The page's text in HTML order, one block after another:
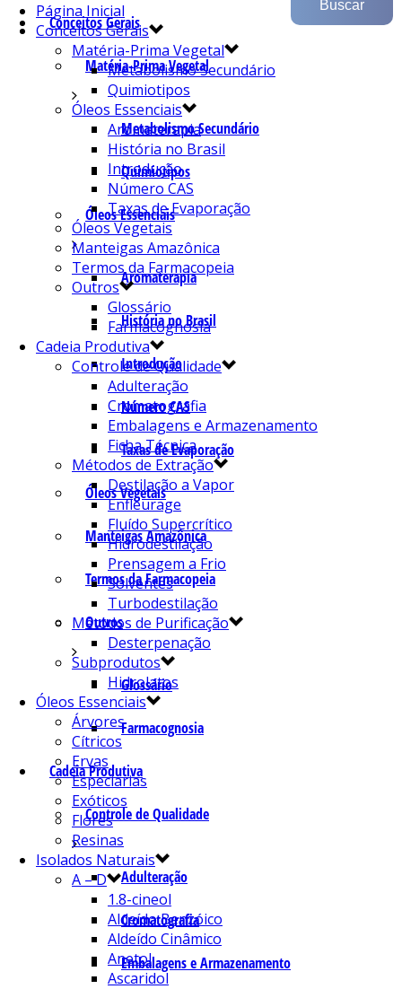
Conceitos Gerais
Matéria-Prima Vegetal
Metabolismo Secundário
Quimiotipos
Óleos Essenciais
Aromaterapia
História no Brasil
Introdução
Número CAS
Taxas de Evaporação
Óleos Vegetais
Manteigas Amazônica
Termos da Farmacopeia
Outros
Glossário
Farmacognosia
Cadeia Produtiva
Controle de Qualidade
Adulteração
Cromatografia
Embalagens e Armazenamento
Página Inicial
Conceitos Gerais
Matéria-Prima Vegetal
Metabolismo Secundário
Quimiotipos
Óleos Essenciais
Aromaterapia
História no Brasil
Introdução
Número CAS
Taxas de Evaporação
Óleos Vegetais
Manteigas Amazônica
Termos da Farmacopeia
Outros
Glossário
Farmacognosia
Cadeia Produtiva
Controle de Qualidade
Adulteração
Cromatografia
Embalagens e Armazenamento
Ficha Técnica
Métodos de Extração
Destilação a Vapor
Enfleurage
Fluído Supercrítico
Hidrodestilação
Prensagem a Frio
Solventes
Turbodestilação
Métodos de Purificação
Desterpenação
Subprodutos
Hidrolatos
Óleos Essenciais
Árvores
Cítricos
Ervas
Especiarias
Exóticos
Flores
Resinas
Isolados Naturais
A – D
1.8-cineol
Aldeído Benzóico
Aldeído Cinâmico
Anetol
Ascaridol